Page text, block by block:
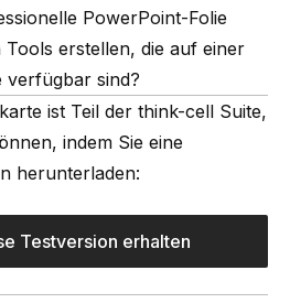
PowerPoint-Folie
erstellen, die auf einer
verfügbar sind?
ist Teil der think-cell Suite,
indem Sie eine
herunterladen:
Testversion erhalten